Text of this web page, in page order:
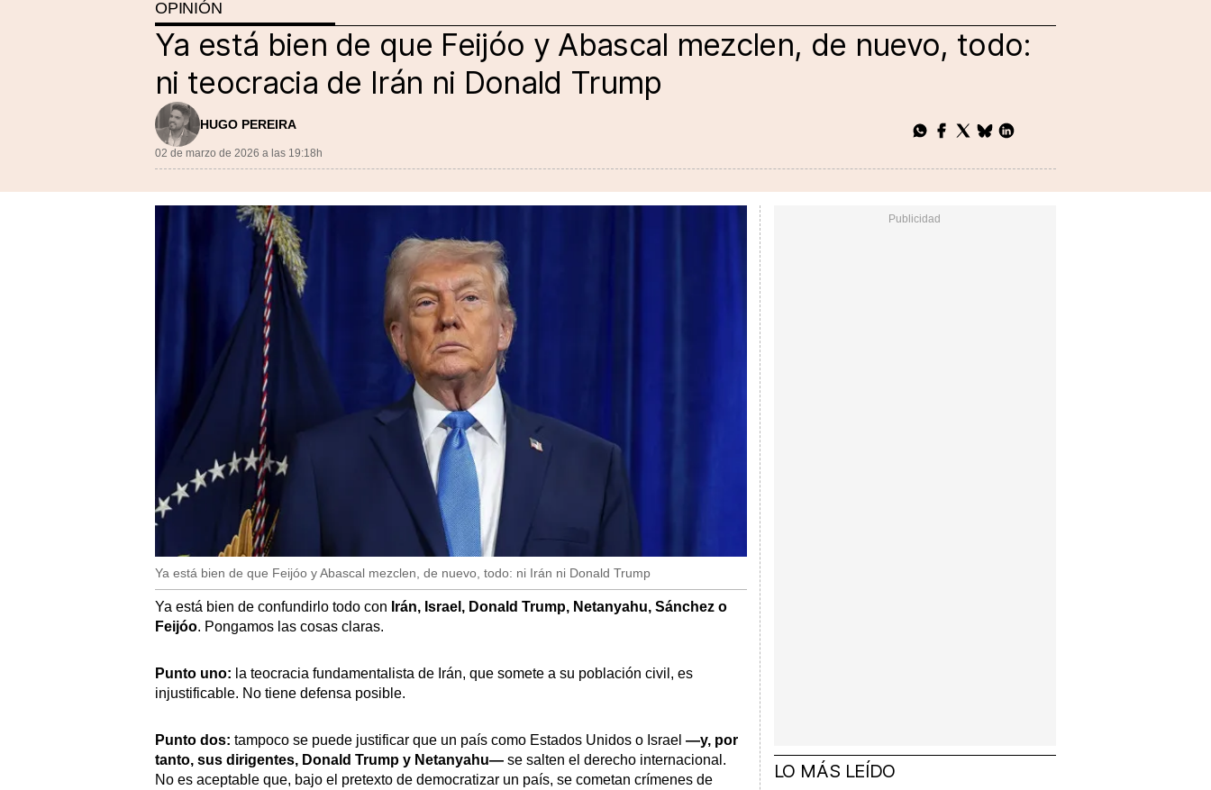
Ya está bien de que Feijóo y Abascal mezclen, de nuevo, todo:
ni teocracia de Irán ni Donald Trump
OPINIÓN
HUGO PEREIRA
02 de marzo de 2026 a las 19:18h
Ya está bien de que Feijóo y Abascal mezclen, de nuevo, todo: ni Irán ni Donald Trump
Ya está bien de confundirlo todo con Irán, Israel, Donald Trump, Netanyahu, Sánchez o
Feijóo. Pongamos las cosas claras.
Punto uno: la teocracia fundamentalista de Irán, que somete a su población civil, es
injustificable. No tiene defensa posible.
Punto dos: tampoco se puede justificar que un país como Estados Unidos o Israel —y, por
tanto, sus dirigentes, Donald Trump y Netanyahu— se salten el derecho internacional.
No es aceptable que, bajo el pretexto de democratizar un país, se cometan crímenes de
LO MÁS LEÍDO